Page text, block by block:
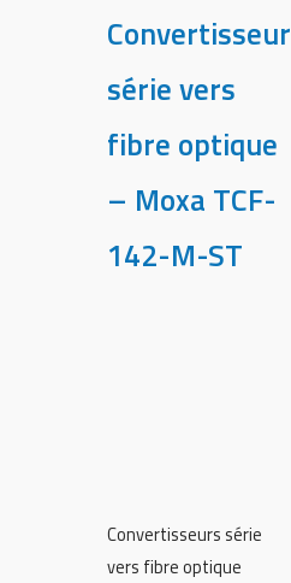
Convertisseur
série vers
fibre optique
– Moxa TCF-
142-M-ST
Convertisseurs série
vers fibre optique